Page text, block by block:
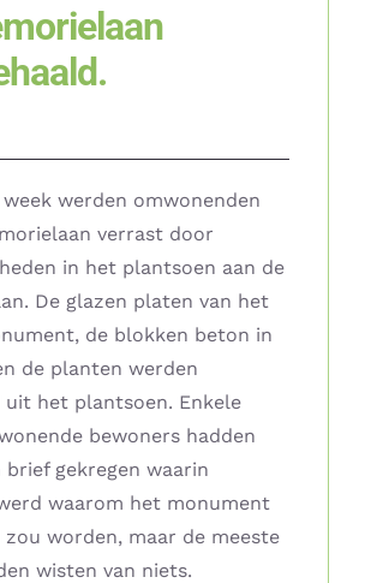
werden omwonenden
verrast door
in het plantsoen aan de
De glazen platen van het
de blokken beton in
de planten werden
uit het plantsoen. Enkele
bewoners hadden
brief gekregen waarin
waarom het monument
worden, maar de meeste
wisten van niets.